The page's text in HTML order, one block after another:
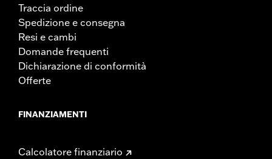
Traccia ordine
Spedizione e consegna
Resi e cambi
Domande frequenti
Dichiarazione di conformità
Offerte
FINANZIAMENTI
Calcolatore finanziario